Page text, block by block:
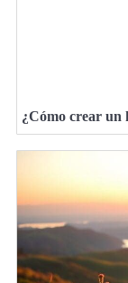
¿Cómo crear un